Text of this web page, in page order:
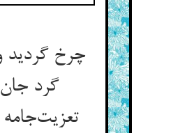
چرخ گردید
گرد
تعزیت‌جامه